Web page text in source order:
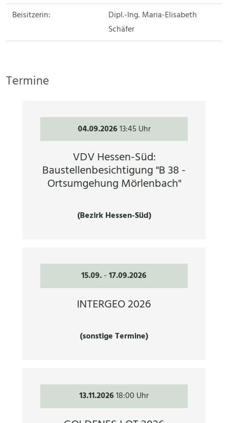
Beisitzerin:
Dipl.-Ing. Maria-Elisabeth
Schäfer
Termine
04.09.202613:45 Uhr
VDV Hessen-Süd:
Baustellenbesichtigung "B 38 -
Ortsumgehung Mörlenbach"
(Bezirk Hessen-Süd)
15.09.-17.09.2026
INTERGEO 2026
(sonstige Termine)
13.11.202618:00 Uhr